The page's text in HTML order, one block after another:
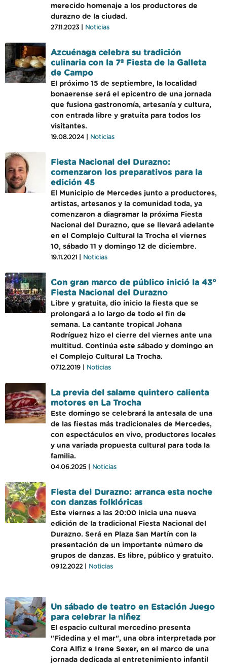
merecido homenaje a los productores de
durazno de la ciudad.
27.11.2023 | Noticias
Azcuénaga celebra su tradición
culinaria con la 7ª Fiesta de la Galleta
de Campo
El próximo 15 de septiembre, la localidad
bonaerense será el epicentro de una jornada
que fusiona gastronomía, artesanía y cultura,
con entrada libre y gratuita para todos los
visitantes.
19.08.2024 | Noticias
Fiesta Nacional del Durazno:
comenzaron los preparativos para la
edición 45
El Municipio de Mercedes junto a productores,
artistas, artesanos y la comunidad toda, ya
comenzaron a diagramar la próxima Fiesta
Nacional del Durazno, que se llevará adelante
en el Complejo Cultural la Trocha el viernes
10, sábado 11 y domingo 12 de diciembre.
19.11.2021 | Noticias
Con gran marco de público inició la 43°
Fiesta Nacional del Durazno
Libre y gratuita, dio inicio la fiesta que se
prolongará a lo largo de todo el fin de
semana. La cantante tropical Johana
Rodríguez hizo el cierre del viernes ante una
multitud. Continúa este sábado y domingo en
el Complejo Cultural La Trocha.
07.12.2019 | Noticias
La previa del salame quintero calienta
motores en La Trocha
Este domingo se celebrará la antesala de una
de las fiestas más tradicionales de Mercedes,
con espectáculos en vivo, productores locales
y una variada propuesta cultural para toda la
familia.
04.06.2025 | Noticias
Fiesta del Durazno: arranca esta noche
con danzas folklóricas
Este viernes a las 20:00 inicia una nueva
edición de la tradicional Fiesta Nacional del
Durazno. Será en Plaza San Martín con la
presentación de un importante número de
grupos de danzas. Es libre, público y gratuito.
09.12.2022 | Noticias
Un sábado de teatro en Estación Juego
para celebrar la niñez
El espacio cultural mercedino presenta
"Fidedina y el mar", una obra interpretada por
Cora Alfiz e Irene Sexer, en el marco de una
jornada dedicada al entretenimiento infantil